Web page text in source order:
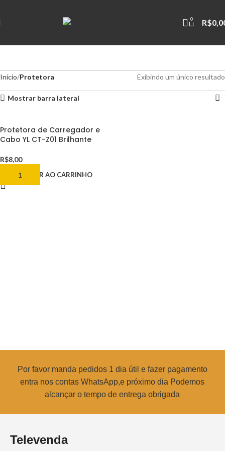
0 R$
Início Protetora Exibindo um único resultado
Mostrar barra lateral
Protetora de Carregador e
Cabo YL CT-Z01 Brilhante
R$8,00
ADICIONAR AO CARRINHO
Por favor manda pedidos 1 dia útil e fazer pagamento
entra nos contas WhatsApp,e próximo dia Podemos
alcançar o tempo de entrega obrigada
Televenda